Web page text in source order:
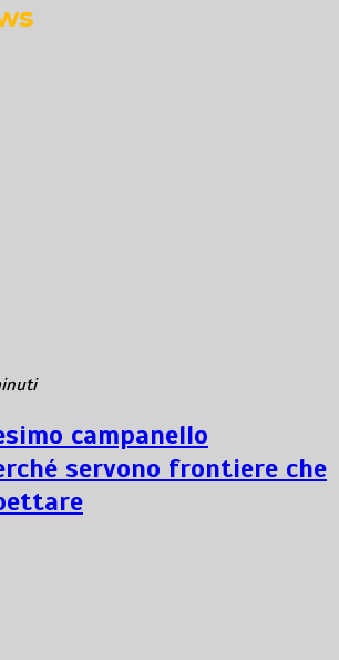
campanello
servono frontiere che